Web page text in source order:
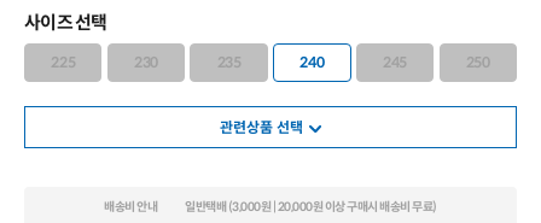
사이즈 선택
225 230 235 240 245 250
관련상품 선택
배송비 안내 일반택배 (3,000원 | 20,000원 이상 구매시 배송비 무료)